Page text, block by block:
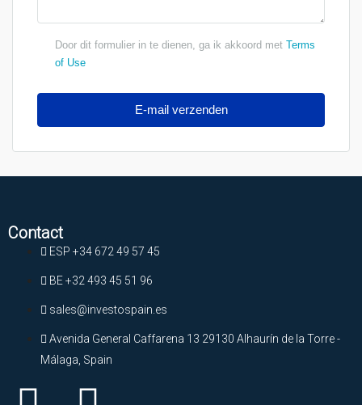
Door dit formulier in te dienen, ga ik akkoord met Terms
of Use
E-mail verzenden
Contact
ESP +34 672 49 57 45
BE +32 493 45 51 96
sales@investospain.es
Avenida General Caffarena 13 29130 Alhaurín de la Torre -
Málaga, Spain